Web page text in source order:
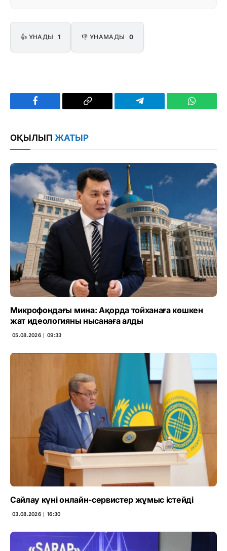
👍 ҰНАДЫ 1 👎 ҰНАМАДЫ 0
Facebook
Copy
Telegram
ОҚЫЛЫП ЖАТЫР
Микрофондағы мина: Ақорда тойханаға көшкен
жат идеологияны нысанаға алды
05.08.2026 ∣ 09:33
Сайлау күні онлайн-сервистер жұмыс істейді
03.08.2026 ∣ 16:30